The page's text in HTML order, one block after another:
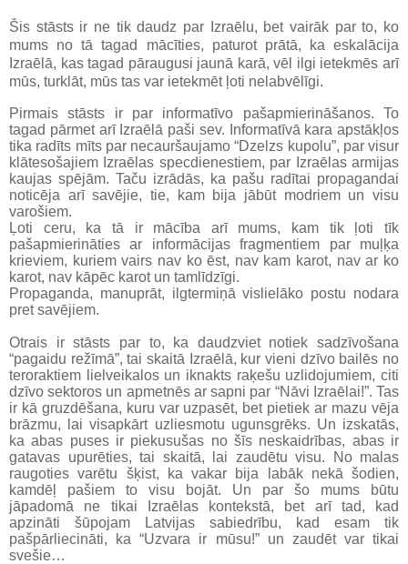
Šis stāsts ir ne tik daudz par Izraēlu, bet vairāk par to, ko
mums no tā tagad mācīties, paturot prātā, ka eskalācija
Izraēlā, kas tagad pāraugusi jaunā karā, vēl ilgi ietekmēs arī
mūs, turklāt, mūs tas var ietekmēt ļoti nelabvēlīgi.
Pirmais stāsts ir par informatīvo pašapmierināšanos. To
tagad pārmet arī Izraēlā paši sev. Informatīvā kara apstākļos
tika radīts mīts par necauršaujamo “Dzelzs kupolu”, par visur
klātesošajiem Izraēlas specdienestiem, par Izraēlas armijas
kaujas spējām. Taču izrādās, ka pašu radītai propagandai
noticēja arī savējie, tie, kam bija jābūt modriem un visu
varošiem.
Ļoti ceru, ka tā ir mācība arī mums, kam tik ļoti tīk
pašapmierināties ar informācijas fragmentiem par muļķa
krieviem, kuriem vairs nav ko ēst, nav kam karot, nav ar ko
karot, nav kāpēc karot un tamlīdzīgi.
Propaganda, manuprāt, ilgtermiņā vislielāko postu nodara
pret savējiem.
Otrais ir stāsts par to, ka daudzviet notiek sadzīvošana
“pagaidu režīmā”, tai skaitā Izraēlā, kur vieni dzīvo bailēs no
teroraktiem lielveikalos un iknakts raķešu uzlidojumiem, citi
dzīvo sektoros un apmetnēs ar sapni par “Nāvi Izraēlai!”. Tas
ir kā gruzdēšana, kuru var uzpasēt, bet pietiek ar mazu vēja
brāzmu, lai visapkārt uzliesmotu ugunsgrēks. Un izskatās,
ka abas puses ir piekusušas no šīs neskaidrības, abas ir
gatavas upurēties, tai skaitā, lai zaudētu visu. No malas
raugoties varētu šķist, ka vakar bija labāk nekā šodien,
kamdēļ pašiem to visu bojāt. Un par šo mums būtu
jāpadomā ne tikai Izraēlas kontekstā, bet arī tad, kad
apzināti šūpojam Latvijas sabiedrību, kad esam tik
pašpārliecināti, ka “Uzvara ir mūsu!” un zaudēt var tikai
svešie…